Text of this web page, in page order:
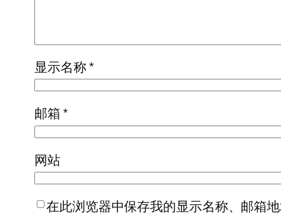
显示名称*
邮箱*
网站
在此浏览器中保存我的显示名称、邮箱